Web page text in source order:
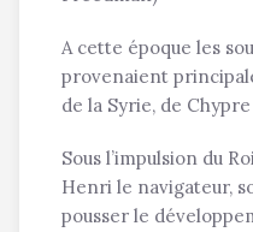
A cette époque les
provenaient
de la Syrie, de
Sous l’impulsion du
Henri le navigateur,
pousser le